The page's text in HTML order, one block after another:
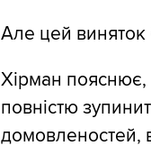
Але цей виняток
Хірман пояснює,
повністю
домовленостей,